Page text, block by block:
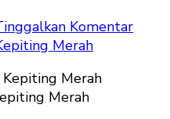
Komentar
Merah
Merah